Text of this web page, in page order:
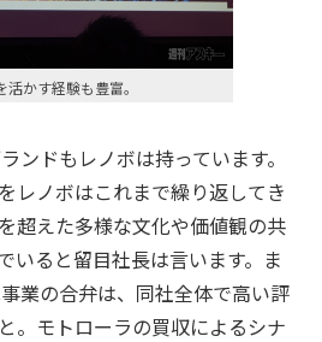
かす経験も豊富。
ンドもレノボは持っています。
レノボはこれまで繰り返してき
超えた多様な文化や価値観の共
いると留目社長は言います。ま
業の合弁は、同社全体で高い評
。モトローラの買収によるシナ